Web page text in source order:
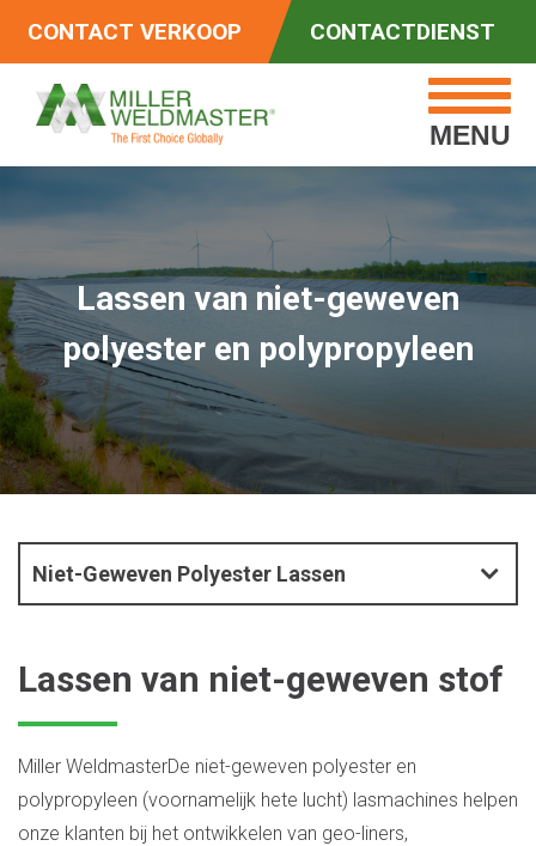
CONTACT VERKOOP CONTACTDIENST
MENU
Lassen van niet-geweven
polyester en polypropyleen
Niet-Geweven Polyester Lassen
Lassen van niet-geweven stof
Miller WeldmasterDe niet-geweven polyester en
polypropyleen (voornamelijk hete lucht) lasmachines helpen
onze klanten bij het ontwikkelen van geo-liners,